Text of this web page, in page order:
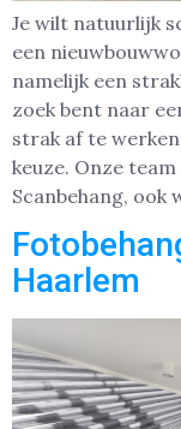
Je wilt natuurlijk
een
namelijk een
zoek bent naar
strak af te
keuze. Onze
Scanbehang, ook
Haarlem